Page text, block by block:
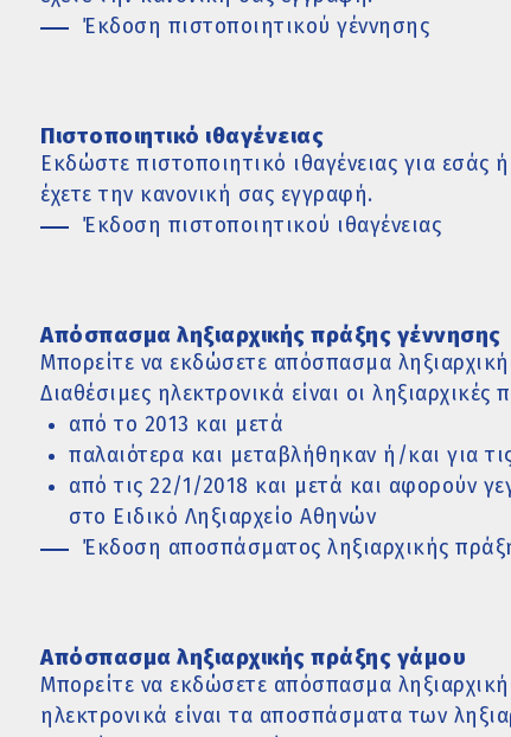
Έκδοση πιστοποιητικού γέννησης
Πιστοποιητικό ιθαγένειας
Εκδώστε πιστοποιητικό ιθαγένειας για
έχετε την κανονική σας εγγραφή.
Έκδοση πιστοποιητικού ιθαγένειας
Απόσπασμα ληξιαρχικής πράξης γέννησης
Μπορείτε να εκδώσετε απόσπασμα
Διαθέσιμες ηλεκτρονικά είναι οι ληξιαρχικές
από το 2013 και μετά
παλαιότερα και μεταβλήθηκαν ή/και για
από τις 22/1/2018 και μετά και αφορούν
στο Ειδικό Ληξιαρχείο Αθηνών
Έκδοση αποσπάσματος ληξιαρχικής
Απόσπασμα ληξιαρχικής πράξης γάμου
Μπορείτε να εκδώσετε απόσπασμα
ηλεκτρονικά είναι τα αποσπάσματα των